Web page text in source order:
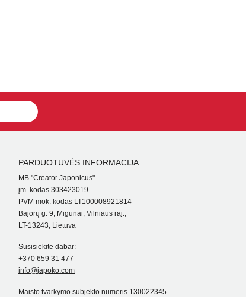
PARDUOTUVĖS INFORMACIJA
MB "Creator Japonicus"
įm. kodas 303423019
PVM mok. kodas LT100008921814
Bajorų g. 9, Migūnai, Vilniaus raj.,
LT-13243, Lietuva
Susisiekite dabar:
+370 659 31 477
info@japoko.com
Maisto tvarkymo subjekto numeris 130022345